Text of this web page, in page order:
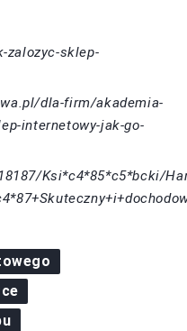
sklep-
dla-firm/akademia-
internetowy-jak-go-
Ksi*c4*85*c5*bcki/